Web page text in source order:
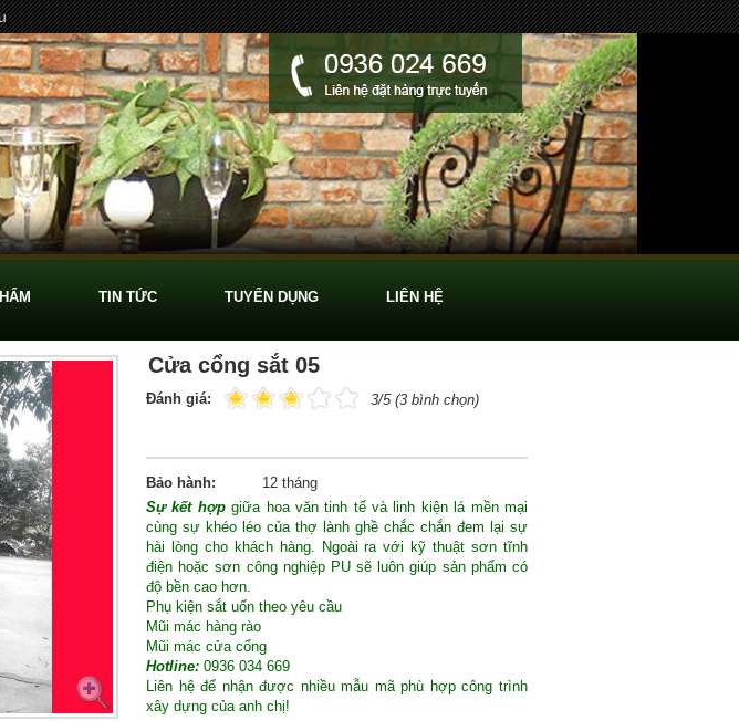
TIN TỨC TUYỂN DỤNG LIÊN HỆ
Cửa cổng sắt 05
Đánh giá: 3/5 (3 bình chọn)
Bảo hành:
12 tháng
Sự kết hợpgiữa hoa văn tinh tế và linh kiện lá mền mại
cùng sự khéo léo của thợ lành ghề chắc chắn đem lại sự
hài lòng cho khách hàng. Ngoài ra với kỹ thuật sơn tĩnh
điện hoặc sơn công nghiệp PU sẽ luôn giúp sản phẩm có
độ bền cao hơn.
Phụ kiện sắt uốn theo yêu cầu
Mũi mác hàng rào
Mũi mác cửa cổng
Hotline: 0936 034 669
Liên hệ để nhận được nhiều mẫu mã phù hợp công trình
xây dựng của anh chị!